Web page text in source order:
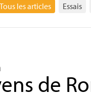
Tous les articles Essais
de